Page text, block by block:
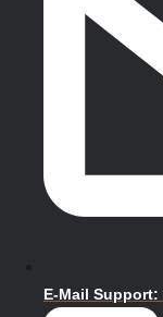
E-Mail Support: